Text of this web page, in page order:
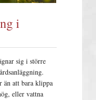
i
sig i större
än att bara klippa
eller vattna